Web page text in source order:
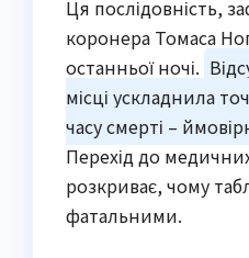
Ця послідовність,
коронера Томаса
останньої ночі.
місці ускладнила
часу смерті –
Перехід до
розкриває, чому
фатальними.